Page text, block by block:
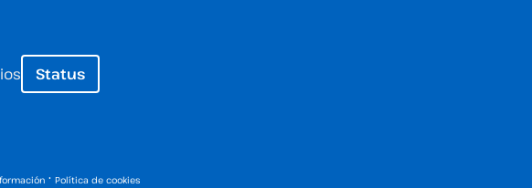
Status
· Política de cookies